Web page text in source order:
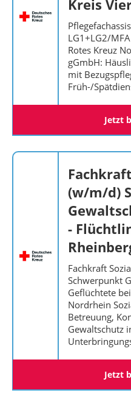
Kreis
LG1+LG2/
Rotes Kreuz
gGmbH:
mit
Früh-/
Jetzt
(w/m/d)
-
Fachkraft
Schwerpunkt
Geflüchtete
Nordrhein
Betreuung,
Gewaltschutz
Jetzt